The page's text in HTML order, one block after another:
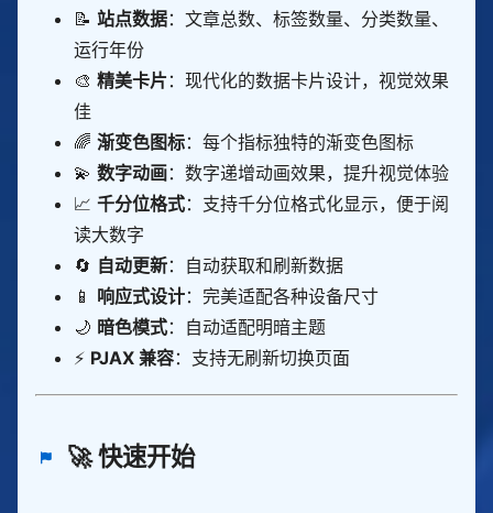
📝站点数据：文章总数、标签数量、分类数量、
运行年份
🎨精美卡片：现代化的数据卡片设计，视觉效果
佳
🌈渐变色图标：每个指标独特的渐变色图标
💫数字动画：数字递增动画效果，提升视觉体验
📈千分位格式：支持千分位格式化显示，便于阅
读大数字
🔄 自动更新：自动获取和刷新数据
📱 响应式设计：完美适配各种设备尺寸
🌙 暗色模式：自动适配明暗主题
⚡ PJAX 兼容：支持无刷新切换页面
🚀 快速开始